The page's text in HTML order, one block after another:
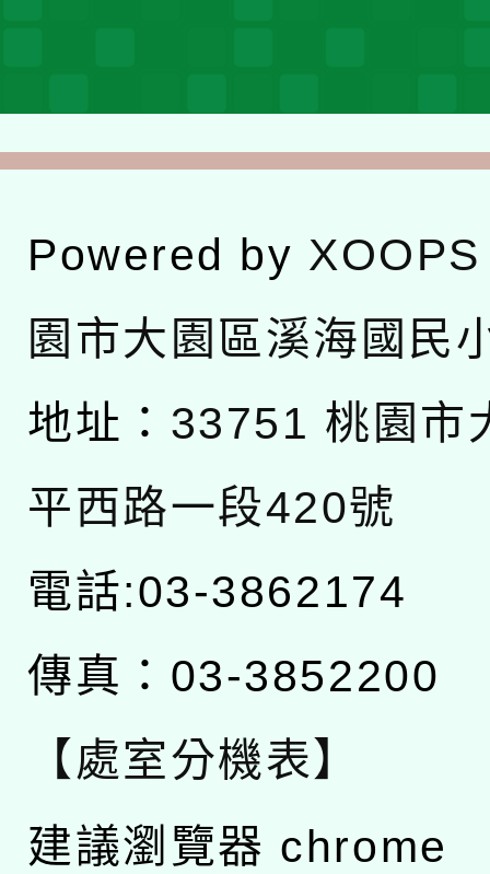
Powered by XOOPS
園市大園區溪海國民
地址： 33751 桃園市
平西路一段420號
電話:03-3862174
傳真：03-3852200
【處室分機表】
建議瀏覽器 chrome